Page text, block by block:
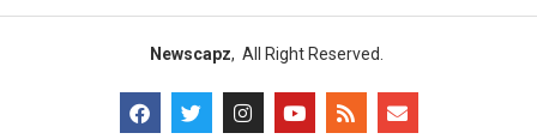
Newscapz, All Right Reserved.